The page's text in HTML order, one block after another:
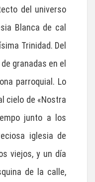
del universo
Blanca de cal
Trinidad. Del
granadas en el
parroquial. Lo
cielo de «Nostra
junto a los
iglesia de
viejos, y un día
de la calle,